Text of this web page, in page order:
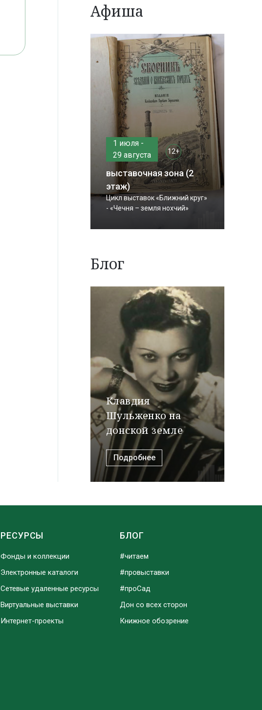
Афиша
1 июля -
29 августа
12+
выставочная зона (2
этаж)
Цикл выставок «Ближний круг»
- «Чечня – земля нохчий»
Блог
Клавдия
Шульженко на
донской земле
Подробнее
РЕСУРСЫ
Фонды и коллекции
Электронные каталоги
Сетевые удаленные ресурсы
Виртуальные выставки
Интернет-проекты
БЛОГ
#читаем
#провыставки
#проСад
Дон со всех сторон
Книжное обозрение